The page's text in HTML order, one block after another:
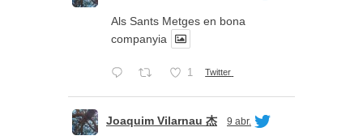
Als Sants Metges en bona
companyia
1 Twitter
Joaquim Vilarnau 杰 9 abr.